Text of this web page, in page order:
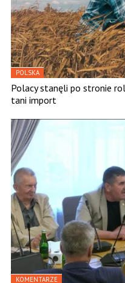
POLSKA
Polacy stanęli po stronie
tani import
KOMENTARZE